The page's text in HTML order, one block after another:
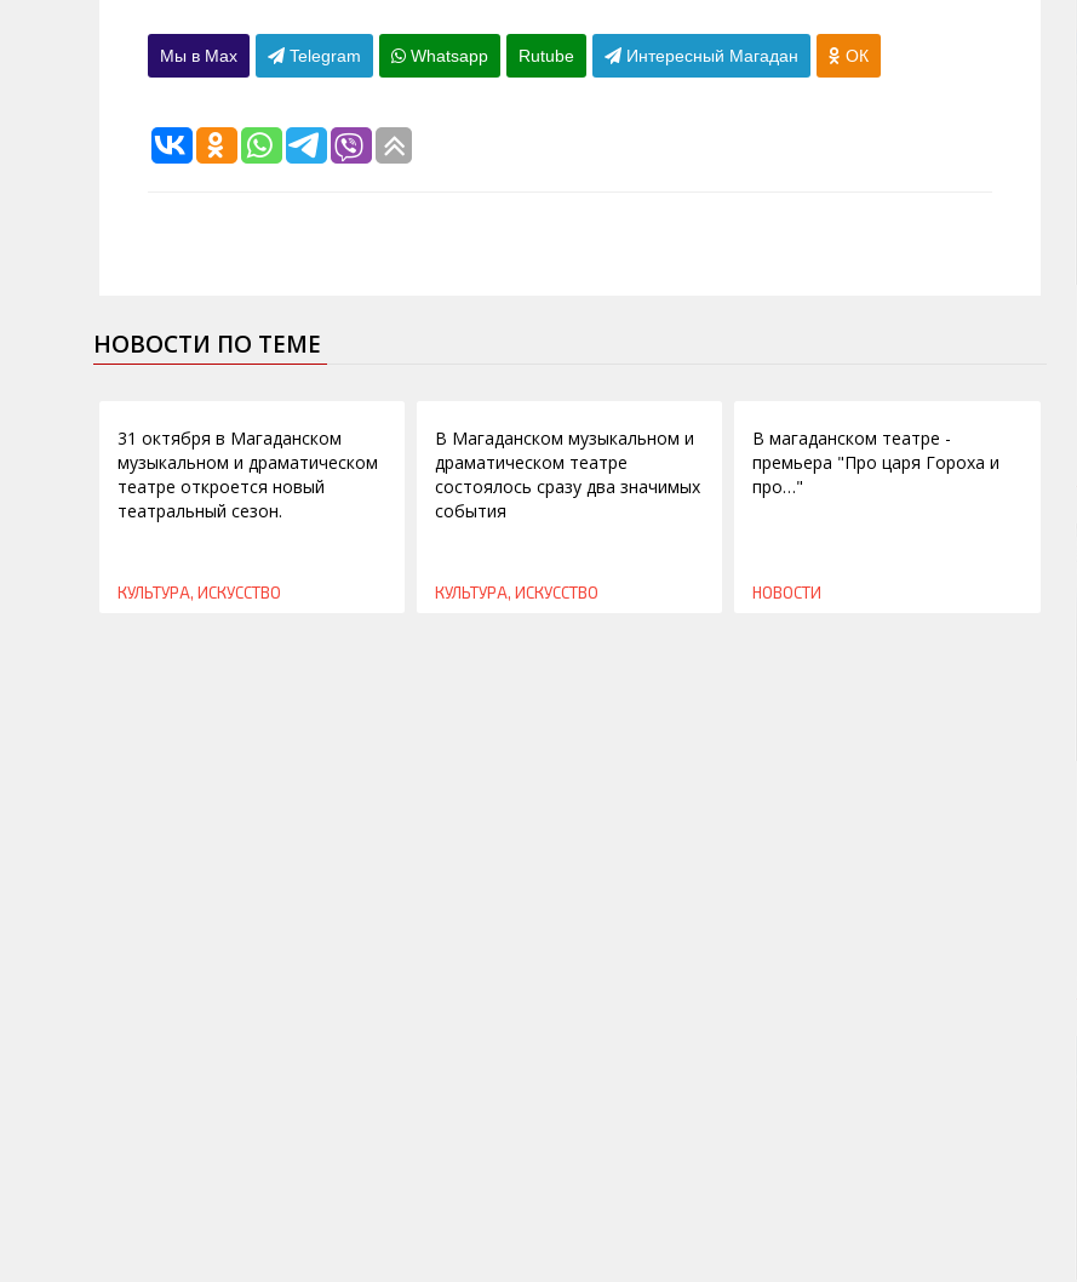
Мы в Max Telegram Whatsapp Rutube Интересный Магадан ОК
НОВОСТИ ПО ТЕМЕ
31 октября в Магаданском
музыкальном и драматическом
театре откроется новый
театральный сезон.
КУЛЬТУРА, ИСКУССТВО
В Магаданском музыкальном и
драматическом театре
состоялось сразу два значимых
события
КУЛЬТУРА, ИСКУССТВО
В магаданском театре -
премьера "Про царя Гороха и
про…"
НОВОСТИ